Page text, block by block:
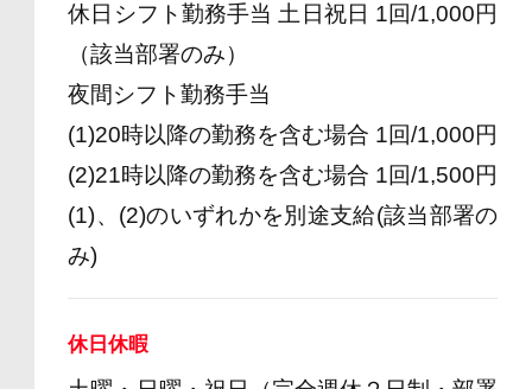
休日シフト勤務手当 土日祝日 1回/1,000円
（該当部署のみ）
夜間シフト勤務手当
(1)20時以降の勤務を含む場合 1回/1,000円
(2)21時以降の勤務を含む場合 1回/1,500円
(1)、(2)のいずれかを別途支給(該当部署の
み)
休日休暇